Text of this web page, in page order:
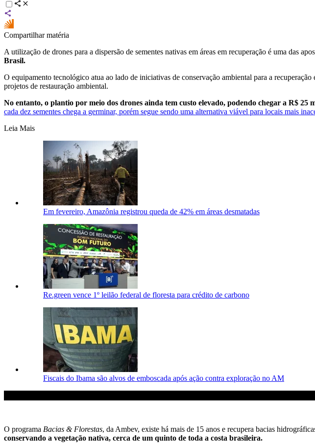
Compartilhar matéria
A utilização de drones para a dispersão de sementes nativas em áreas em recuperação é uma das
Brasil.
O equipamento tecnológico atua ao lado de iniciativas de conservação ambiental para a
projetos de restauração ambiental.
No entanto, o plantio por meio dos drones ainda tem custo elevado, podendo chegar a R$ 25
cada dez sementes chega a germinar, porém segue sendo uma alternativa viável para locais mais
Leia Mais
Em fevereiro, Amazônia registrou queda de 42% em áreas desmatadas
Re.green vence 1º leilão federal de floresta para crédito de carbono
Fiscais do Ibama são alvos de emboscada após ação contra exploração no AM
O programa Bacias & Florestas, da Ambev, existe há mais de 15 anos e recupera bacias
conservando a vegetação nativa, cerca de um quinto de toda a costa brasileira.